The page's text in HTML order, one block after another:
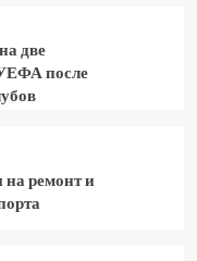
две
после
на ремонт и